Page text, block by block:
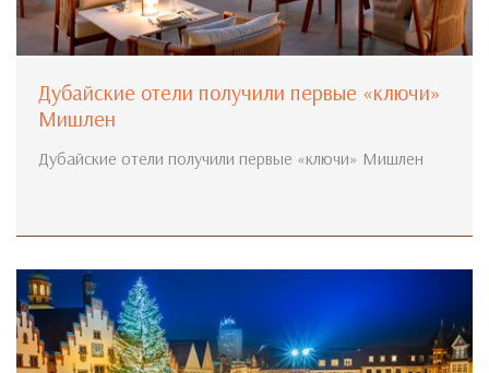
Дубайские отели получили первые «ключи»
Мишлен
Дубайские отели получили первые «ключи» Мишлен